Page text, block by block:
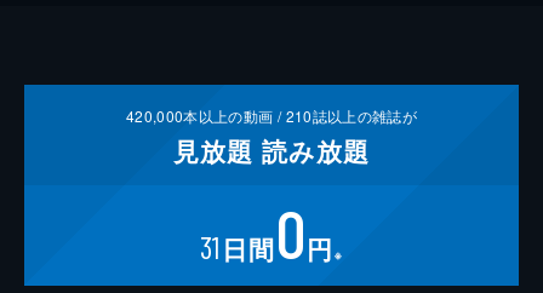
420,000本以上の動画 /210誌以上の雑誌が
見放題 読み放題
31 日間0円 ※